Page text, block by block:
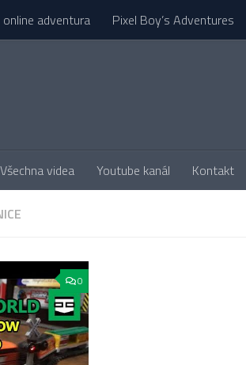
adventura Pixel Boy’s Adventures
Všechna videa Youtube kanál Kontakt
0